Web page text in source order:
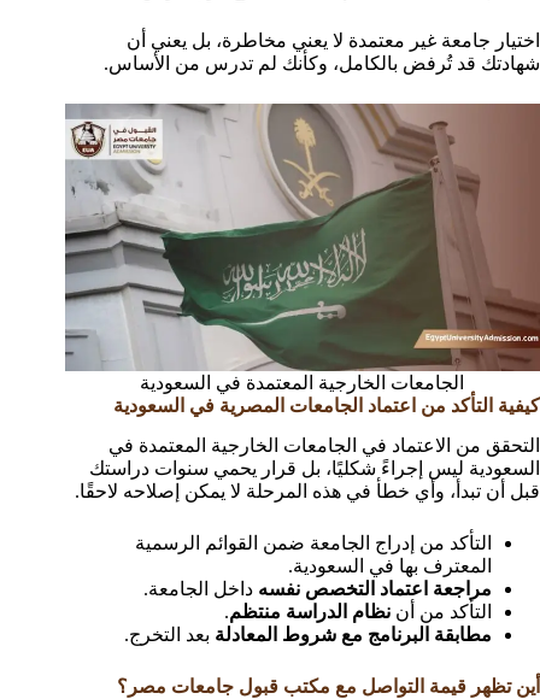
اختيار جامعة غير معتمدة لا يعني مخاطرة، بل يعني أن
شهادتك قد تُرفض بالكامل، وكأنك لم تدرس من الأساس.
الجامعات الخارجية المعتمدة في السعودية
كيفية التأكد من اعتماد الجامعات المصرية في السعودية
التحقق من الاعتماد في الجامعات الخارجية المعتمدة في
السعودية ليس إجراءً شكليًا، بل قرار يحمي سنوات دراستك
قبل أن تبدأ، وأي خطأ في هذه المرحلة لا يمكن إصلاحه لاحقًا.
التأكد من إدراج الجامعة ضمن القوائم الرسمية
المعترف بها في السعودية.
مراجعة اعتماد التخصص نفسه داخل الجامعة.
التأكد من أن نظام الدراسة منتظم.
مطابقة البرنامج مع شروط المعادلة بعد التخرج.
أين تظهر قيمة التواصل مع مكتب قبول جامعات مصر؟